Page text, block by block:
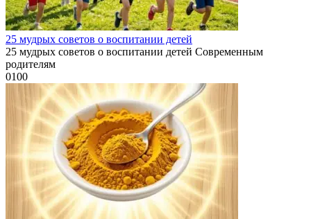
25 мудрых советов о воспитании детей
25 мудрых советов о воспитании детей Современным
родителям
0100